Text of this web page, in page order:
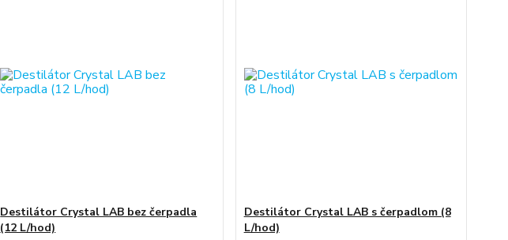
Destilátor Crystal LAB bez čerpadla
(12 L/hod)
Destilátor Crystal LAB s čerpadlom (8
L/hod)